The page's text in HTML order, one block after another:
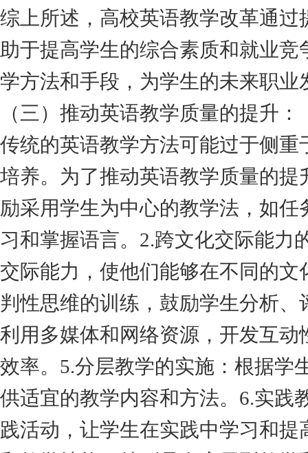
综上所述，高校英语教学改革通
助于提高学生的综合素质和就业
学方法和手段，为学生的未来职
（三）推动英语教学质量的提升：
传统的英语教学方法可能过于侧
培养。为了推动英语教学质量的
励采用学生为中心的教学法，如
习和掌握语言。2.跨文化交际能力
交际能力，使他们能够在不同的
判性思维的训练，鼓励学生分析
利用多媒体和网络资源，开发互
效率。5.分层教学的实施：根据学
供适宜的教学内容和方法。6.实践
践活动，让学生在实践中学习和